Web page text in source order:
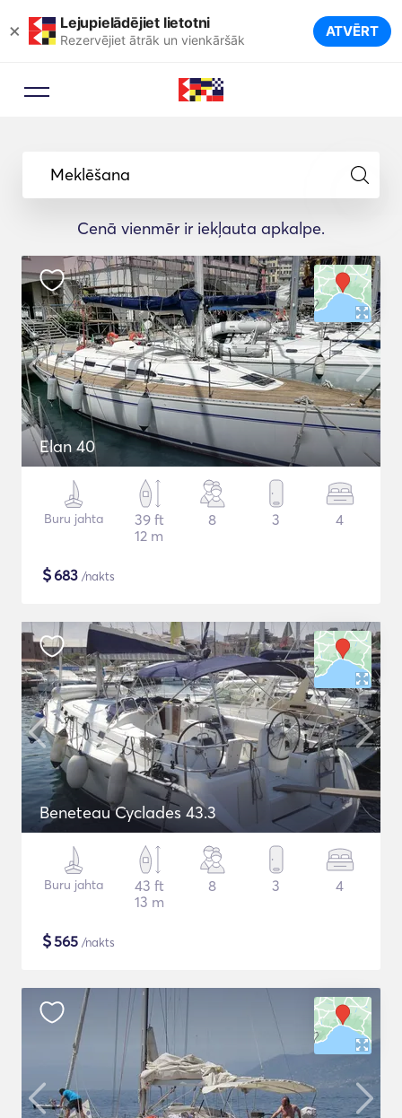
× Lejupielādējiet lietotni
Rezervējiet ātrāk un vienkāršāk ATVĒRT
Meklēšana
Cenā vienmēr ir iekļauta apkalpe.
Elan 40
Buru jahta
39 ft
12 m
8 3 4
$683 /nakts
Beneteau Cyclades 43.3
Buru jahta
43 ft
13 m
8 3 4
$565 /nakts